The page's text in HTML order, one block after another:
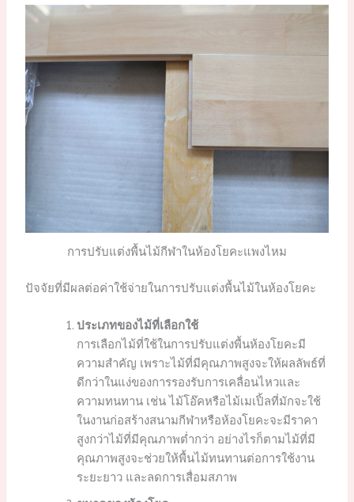
การปรับแต่งพื้นไม้กีฬาในห้องโยคะแพงไหม
ปัจจัยที่มีผลต่อค่าใช้จ่ายในการปรับแต่งพื้นไม้ในห้องโยคะ
ประเภทของไม้ที่เลือกใช้
การเลือกไม้ที่ใช้ในการปรับแต่งพื้นห้องโยคะมี
ความสำคัญ เพราะไม้ที่มีคุณภาพสูงจะให้ผลลัพธ์ที่
ดีกว่าในแง่ของการรองรับการเคลื่อนไหวและ
ความทนทาน เช่น ไม้โอ๊คหรือไม้เมเปิ้ลที่มักจะใช้
ในงานก่อสร้างสนามกีฬาหรือห้องโยคะจะมีราคา
สูงกว่าไม้ที่มีคุณภาพต่ำกว่า อย่างไรก็ตามไม้ที่มี
คุณภาพสูงจะช่วยให้พื้นไม้ทนทานต่อการใช้งาน
ระยะยาว และลดการเสื่อมสภาพ